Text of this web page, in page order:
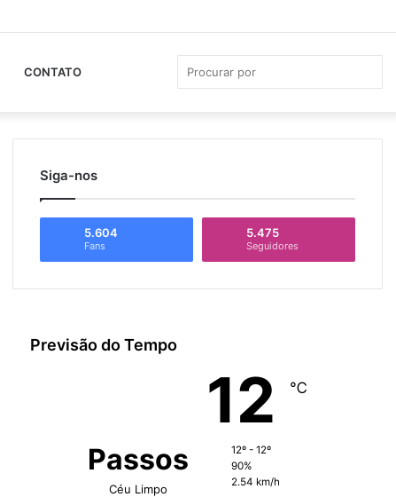
CONTATO
Siga-nos
5.604
Fans
5.475
Seguidores
Previsão do Tempo
Passos
Céu Limpo
12 ℃
12º - 12º
90%
2.54 km/h